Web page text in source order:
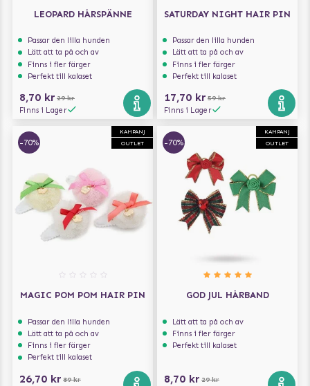
LEOPARD HÅRSPÄNNE
Passar den lilla hunden
Lätt att ta på och av
Finns i fler färger
Perfekt till kalaset
8,70 kr 29 kr
Finns i Lager
SATURDAY NIGHT HAIR PIN
Passar den lilla hunden
Lätt att ta på och av
Finns i fler färger
Perfekt till kalaset
17,70 kr 59 kr
Finns i Lager
KAMPANJ
OUTLET
-70%
MAGIC POM POM HAIR PIN
Passar den lilla hunden
Lätt att ta på och av
Finns i fler färger
Perfekt till kalaset
26,70 kr 89 kr
KAMPANJ
OUTLET
-70%
GOD JUL HÅRBAND
Lätt att ta på och av
Finns i fler färger
Perfekt till kalaset
8,70 kr 29 kr